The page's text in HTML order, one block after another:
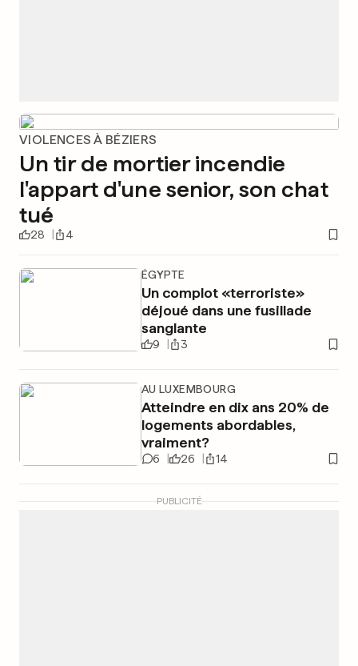
VIOLENCES À BÉZIERS
Un tir de mortier incendie
l'appart d'une senior, son chat
tué
28 4
ÉGYPTE
Un complot «terroriste»
déjoué dans une fusillade
sanglante
9 3
AU LUXEMBOURG
Atteindre en dix ans 20% de
logements abordables,
vraiment?
6 26 14
PUBLICITÉ